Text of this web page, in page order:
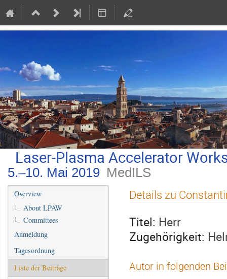
Laser-Plasma Accelerator
5.–10. Mai 2019 MedILS
Veranstaltungsmenü
Overview
About LPAW
Committees
Anmeldung
Tagesordnung
Liste der Beiträge
Details zu
Titel: Herr
Zugehörigkeit:
Autor in folgenden